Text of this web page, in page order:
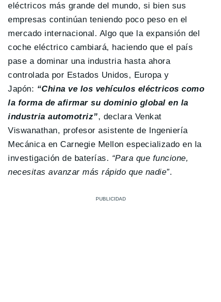
eléctricos más grande del mundo, si bien sus
empresas continúan teniendo poco peso en el
mercado internacional. Algo que la expansión del
coche eléctrico cambiará, haciendo que el país
pase a dominar una industria hasta ahora
controlada por Estados Unidos, Europa y
Japón: “China ve los vehículos eléctricos como
la forma de afirmar su dominio global en la
industria automotriz”, declara Venkat
Viswanathan, profesor asistente de Ingeniería
Mecánica en Carnegie Mellon especializado en la
investigación de baterías. “Para que funcione,
necesitas avanzar más rápido que nadie”.